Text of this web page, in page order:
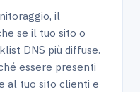
il
se il tuo sito o
DNS più diffuse.
essere presenti
al tuo sito clienti e